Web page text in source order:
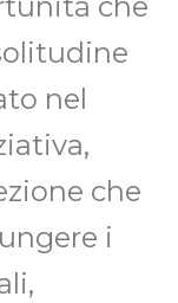
nel
che
i